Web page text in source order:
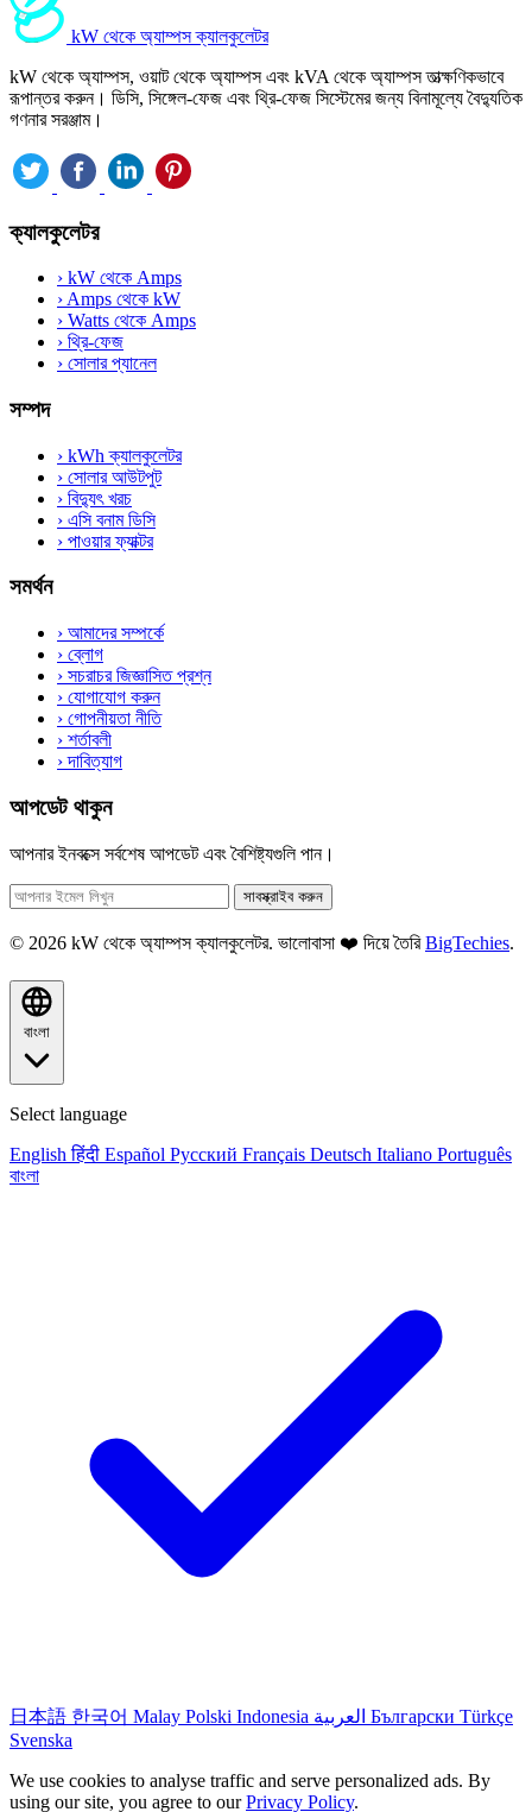
kW থেকে অ্যাম্পস ক্যালকুলেটর
kW থেকে অ্যাম্পস, ওয়াট থেকে অ্যাম্পস এবং kVA থেকে অ্যাম্পস তাত্ক্ষণিকভাবে
রূপান্তর করুন। ডিসি, সিঙ্গেল-ফেজ এবং থ্রি-ফেজ সিস্টেমের জন্য বিনামূল্যে বৈদ্যুতিক
গণনার সরঞ্জাম।
ক্যালকুলেটর
› kW থেকে Amps
› Amps থেকে kW
› Watts থেকে Amps
› থ্রি-ফেজ
› সোলার প্যানেল
সম্পদ
› kWh ক্যালকুলেটর
› সোলার আউটপুট
› বিদ্যুৎ খরচ
› এসি বনাম ডিসি
› পাওয়ার ফ্যাক্টর
সমর্থন
› আমাদের সম্পর্কে
› ব্লোগ
› সচরাচর জিজ্ঞাসিত প্রশ্ন
› যোগাযোগ করুন
› গোপনীয়তা নীতি
› শর্তাবলী
›দাবিত্যাগ
আপডেট থাকুন
আপনার ইনবক্সে সর্বশেষ আপডেট এবং বৈশিষ্ট্যগুলি পান।
সাবস্ক্রাইব করুন
© 2026 kW থেকে অ্যাম্পস ক্যালকুলেটর. ভালোবাসা ❤️ দিয়ে তৈরিBigTechies.
বাংলা
Select language
English हिंदी Español Русский Français Deutsch Italiano Português
বাংলা
日本語 한국어 Malay Polski Indonesia العربية Български Türkçe
Svenska
We use cookies to analyse traffic and serve personalized ads. By
using our site, you agree to ourPrivacy Policy.